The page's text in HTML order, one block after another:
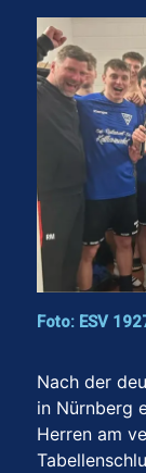
Foto: ESV
Nach der
in Nürnberg
Herren am